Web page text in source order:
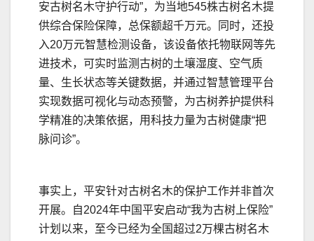
安古树名木守护行动”，为当地545株古树名木提
供综合保险保障，总保额超千万元。同时，还投
入20万元智慧检测设备，该设备依托物联网等先
进技术，可实时监测古树的土壤湿度、空气质
量、生长状态等关键数据，并通过智慧管理平台
实现数据可视化与动态预警，为古树养护提供科
学精准的决策依据，用科技力量为古树健康“把
脉问诊”。
事实上，平安针对古树名木的保护工作并非首次
开展。自2024年中国平安启动“我为古树上保险”
计划以来，至今已经为全国超过2万棵古树名木